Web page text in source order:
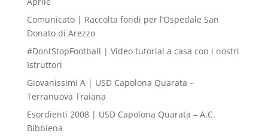
Comunicato | Raccolta fondi per l’Ospedale San
Donato di Arezzo
#DontStopFootball | Video tutorial a casa con i nostri
Istruttori
Giovanissimi A | USD Capolona Quarata –
Terranuova Traiana
Esordienti 2008 | USD Capolona Quarata – A.C.
Bibbiena